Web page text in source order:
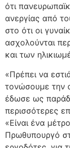
ότι
ανεργίας από
στο ότι οι
ασχολούνται
και των
«Πρέπει να
τονώσουμε την
έδωσε ως
περισσότερες
«Είναι ένα
Πρωθυπουργό